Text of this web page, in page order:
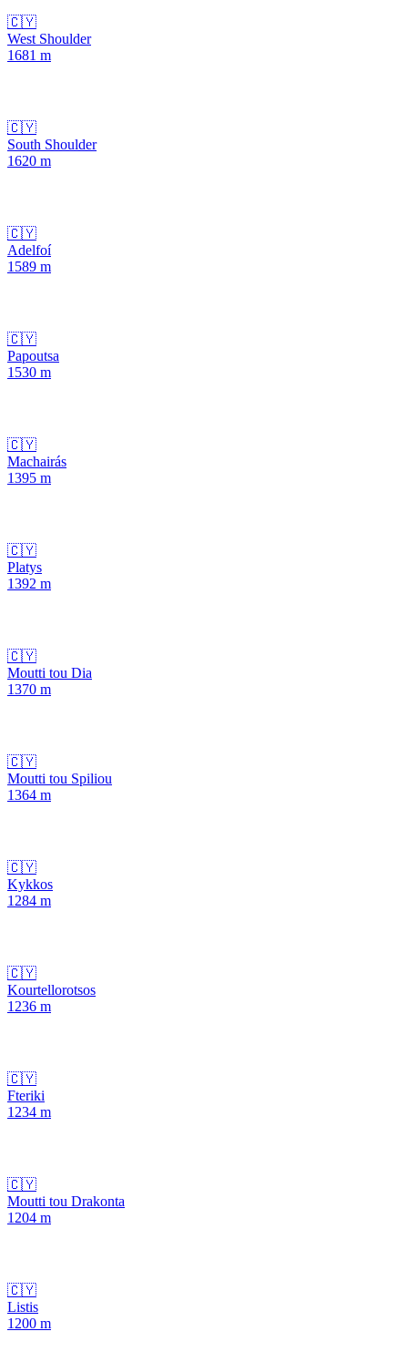
🇨🇾
West Shoulder
1681 m
🇨🇾
South Shoulder
1620 m
🇨🇾
Adelfoí
1589 m
🇨🇾
Papoutsa
1530 m
🇨🇾
Machairás
1395 m
🇨🇾
Platys
1392 m
🇨🇾
Moutti tou Dia
1370 m
🇨🇾
Moutti tou Spiliou
1364 m
🇨🇾
Kykkos
1284 m
🇨🇾
Kourtellorotsos
1236 m
🇨🇾
Fteriki
1234 m
🇨🇾
Moutti tou Drakonta
1204 m
🇨🇾
Listis
1200 m